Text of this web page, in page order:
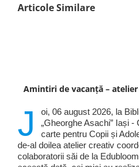
Articole Similare
Amintiri de vacanță –
J
oi, 06 august 2026, la
„Gheorghe Asachi” Iași
carte pentru Copii și
de-al doilea atelier creativ
colaboratorii săi de la